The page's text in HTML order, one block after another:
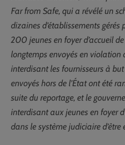
Far from Safe, qui a révélé un
dizaines d’établissements gérés
200 jeunes en foyer d’accueil
longtemps envoyés en violation
interdisant les fournisseurs à
envoyés hors de l’État ont été
suite du reportage, et le
interdisant aux jeunes en foyer
dans le système judiciaire d’être